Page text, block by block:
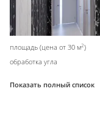
площадь (цена от 30 м2)
обработка угла
Показать полный список